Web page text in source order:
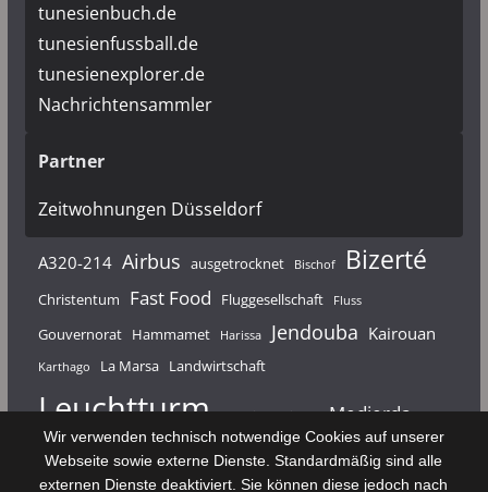
tunesienbuch.de
tunesienfussball.de
tunesienexplorer.de
Nachrichtensammler
Partner
Zeitwohnungen Düsseldorf
A320-214 Airbus ausgetrocknet Bischof Bizerté
Christentum Fast Food Fluggesellschaft Fluss
Gouvernorat Hammamet Harissa Jendouba Kairouan
Karthago La Marsa Landwirtschaft
Leuchtturm Mahdia Majerda Medjerda
Monastir Médenine Nabeul Nouvelair Punier
Wir verwenden technisch notwendige Cookies auf unserer
Webseite sowie externe Dienste. Standardmäßig sind alle
externen Dienste deaktiviert. Sie können diese jedoch nach